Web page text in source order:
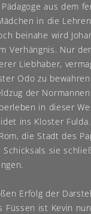
aus dem
in die
beinahe wird
Verhängnis. Nur
Liebhaber,
Odo zu
der
in dieser
ins Kloster
die Stadt des
Schicksals sie
Erfolg der
Füssen ist Kevin